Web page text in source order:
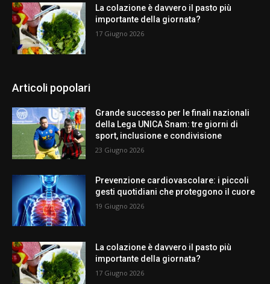
La colazione è davvero il pasto più
importante della giornata?
17 Giugno 2026
Articoli popolari
Grande successo per le finali nazionali
della Lega UNICA Snam: tre giorni di
sport, inclusione e condivisione
23 Giugno 2026
Prevenzione cardiovascolare: i piccoli
gesti quotidiani che proteggono il cuore
19 Giugno 2026
La colazione è davvero il pasto più
importante della giornata?
17 Giugno 2026